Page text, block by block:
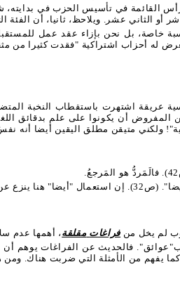
رأس القائمة في تأسيس الحزب في بدايته،
أو الثاني عشر. ويلاحظ، ثانيا، أن
خاصة، بل نحن بإزاء عقد عمل للمستقبل!
له أحزاب اشتراكية "فقدت كثيرا من
عريقة اشتهرت باستقطاب النخبة
أن يكونوا على علم بدقائق
ولكني متيقن مطلق اليقين أيضا أنه
مغايرة له ولعمله.
لم يخل من فراغات مقلقة، أهمها عدم
فالحديث عن الفراغات يوهم أن
يفهم من الأمثلة التي ضربت هناك. ومن